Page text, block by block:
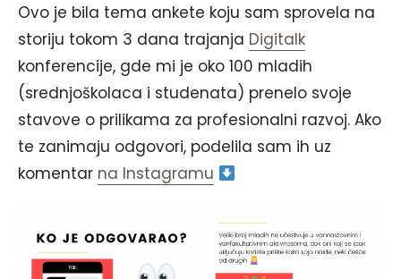
Ovo je bila tema ankete koju sam sprovela na
storiju tokom 3 dana trajanja Digitalk
konferencije, gde mi je oko 100 mladih
(srednjoškolaca i studenata) prenelo svoje
stavove o prilikama za profesionalni razvoj. Ako
te zanimaju odgovori, podelila sam ih uz
komentar na Instagramu